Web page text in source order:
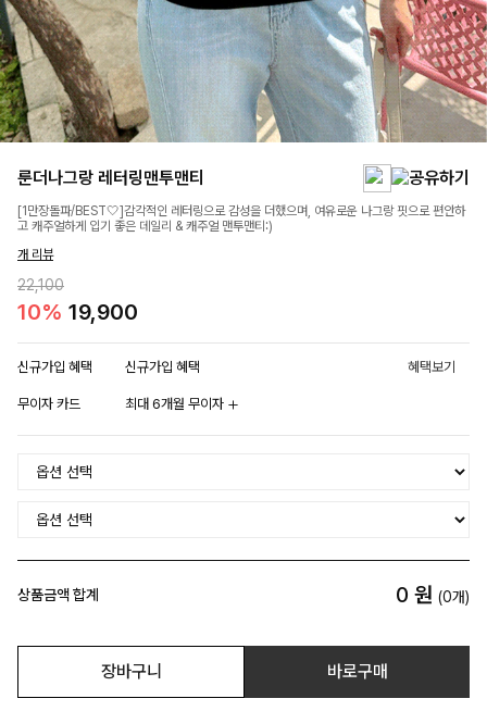
룬더나그랑 레터링맨투맨티
[1만장돌파/BEST🤍]감각적인 레터링으로 감성을 더했으며, 여유로운 나그랑 핏으로 편안하
고 캐주얼하게 입기 좋은 데일리 & 캐주얼 맨투맨티:)
개 리뷰
22,100
10% 19,900
신규가입 혜택 신규가입 혜택 혜택보기
무이자 카드 최대 6개월 무이자
상품금액 합계 0 원 (0개)
장바구니 바로구매